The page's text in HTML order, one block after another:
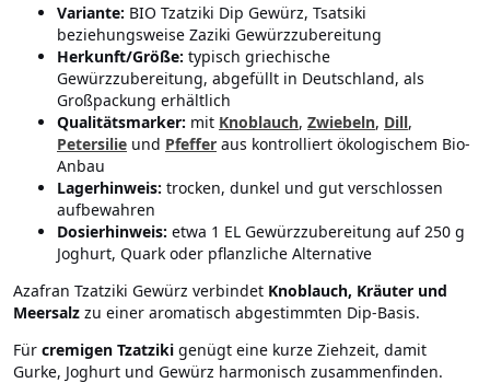
Variante: BIO Tzatziki Dip Gewürz, Tsatsiki
beziehungsweise Zaziki Gewürzzubereitung
Herkunft/Größe: typisch griechische
Gewürzzubereitung, abgefüllt in Deutschland, als
Großpackung erhältlich
Qualitätsmarker: mit Knoblauch, Zwiebeln, Dill,
Petersilie und Pfeffer aus kontrolliert ökologischem Bio-
Anbau
Lagerhinweis: trocken, dunkel und gut verschlossen
aufbewahren
Dosierhinweis: etwa 1 EL Gewürzzubereitung auf 250 g
Joghurt, Quark oder pflanzliche Alternative
Azafran Tzatziki Gewürz verbindet Knoblauch, Kräuter und
Meersalz zu einer aromatisch abgestimmten Dip-Basis.
Für cremigen Tzatziki genügt eine kurze Ziehzeit, damit
Gurke, Joghurt und Gewürz harmonisch zusammenfinden.